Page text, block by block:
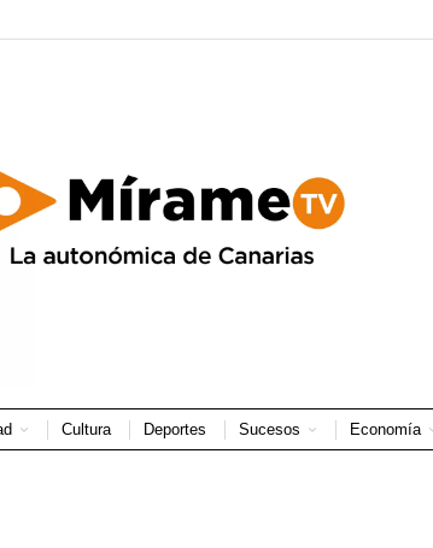
Cultura Deportes Sucesos Economía